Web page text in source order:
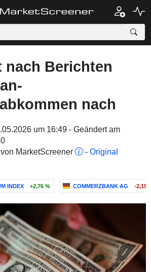
nach Berichten
nach
um 16:49 - Geändert am
MarketScreener
- Original
INDEX +2,76 % COMMERZBANK AG -2,19